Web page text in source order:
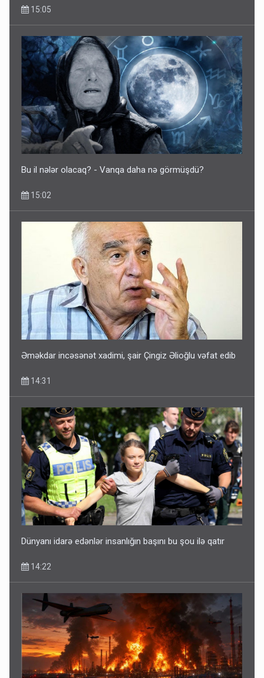
15:05
Bu il nələr olacaq? - Vanqa daha nə görmüşdü?
15:02
Əməkdar incəsənət xadimi, şair Çingiz Əlioğlu vəfat edib
14:31
Dünyanı idarə edənlər insanlığın başını bu şou ilə qatır
14:22